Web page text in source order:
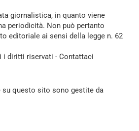
giornalistica, in quanto viene
periodicità. Non può pertanto
editoriale ai sensi della legge n. 62
i diritti riservati - Contattaci
questo sito sono gestite da